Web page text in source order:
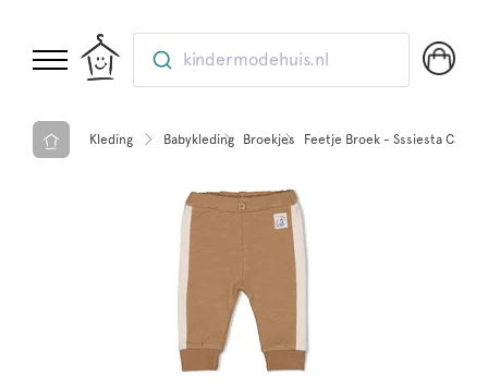
kindermodehuis.nl
Kleding Babykleding Broekjes Feetje Broek - Sssiesta Camel